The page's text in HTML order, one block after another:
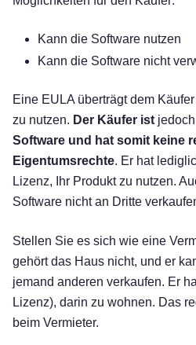
Kann die Software nutzen
Kann die Software nicht
Eine EULA überträgt dem
zu nutzen. Der Käufer ist jedoch
Software und hat somit keine
Eigentumsrechte. Er hat
Lizenz, Ihr Produkt zu nutzen.
Software nicht an Dritte
Stellen Sie es sich wie eine
gehört das Haus nicht, und er
jemand anderen verkaufen. Er
Lizenz), darin zu wohnen. Das
beim Vermieter.